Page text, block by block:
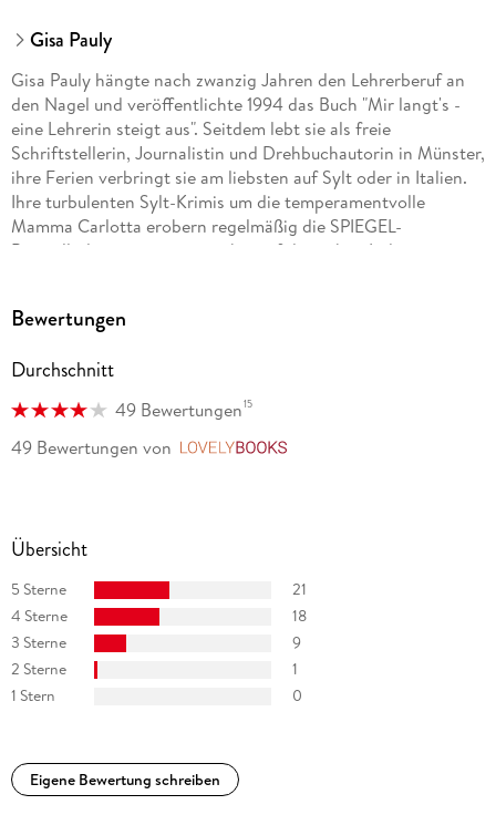
Gisa Pauly
Gisa Pauly hängte nach zwanzig Jahren den Lehrerberuf an
den Nagel und veröffentlichte 1994 das Buch "Mir langt's -
eine Lehrerin steigt aus". Seitdem lebt sie als freie
Schriftstellerin, Journalistin und Drehbuchautorin in Münster,
ihre Ferien verbringt sie am liebsten auf Sylt oder in Italien.
Ihre turbulenten Sylt-Krimis um die temperamentvolle
Mamma Carlotta erobern regelmäßig die SPIEGEL-
Bestsellerliste, genauso wie ihre erfolgreichen Italien-
Kamera des SWR für das Drehbuch "Déjàvu".
Bewertungen
Durchschnitt
49 Bewertungen15
49 Bewertungen von
Übersicht
5 Sterne
21
4 Sterne
18
3 Sterne
9
2 Sterne
1
1 Stern
0
Eigene Bewertung schreiben